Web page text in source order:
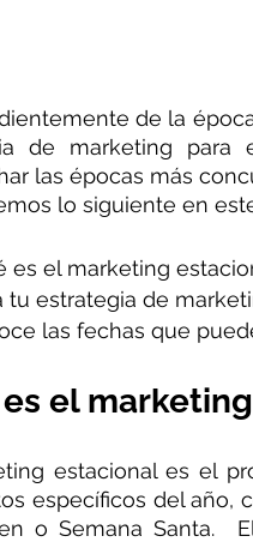
de la
de marketing
las épocas más
lo siguiente en
es el marketing
tu estrategia de
las fechas que
es el
estacional es el
específicos del año,
o Semana Santa.